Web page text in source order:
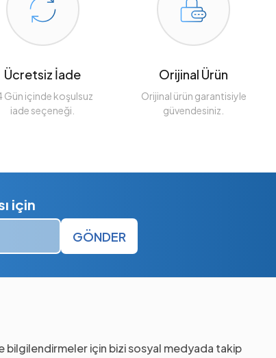
Ücretsiz İade
Gün içinde koşulsuz
iade seçeneği.
Orijinal Ürün
Orijinal ürün garantisiyle
güvendesiniz.
için
GÖNDER
bilgilendirmeler için bizi sosyal medyada takip